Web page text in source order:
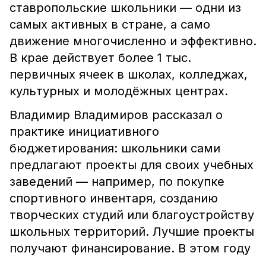
ставропольские школьники — одни из
самых активных в стране, а само
движение многочисленно и эффективно.
В крае действует более 1 тыс.
первичных ячеек в школах, колледжах,
культурных и молодёжных центрах.
Владимир Владимиров рассказал о
практике инициативного
бюджетирования: школьники сами
предлагают проекты для своих учебных
заведений — например, по покупке
спортивного инвентаря, созданию
творческих студий или благоустройству
школьных территорий. Лучшие проекты
получают финансирование. В этом году